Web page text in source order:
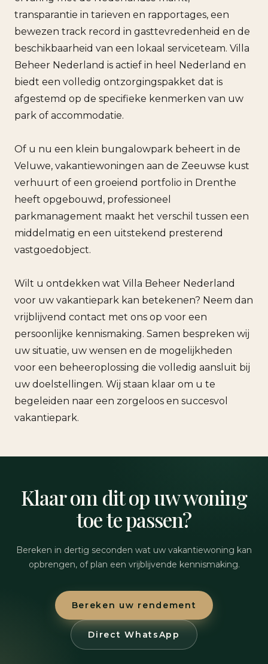
transparantie in tarieven en rapportages, een
bewezen track record in gasttevredenheid en de
beschikbaarheid van een lokaal serviceteam. Villa
Beheer Nederland is actief in heel Nederland en
biedt een volledig ontzorgingspakket dat is
afgestemd op de specifieke kenmerken van uw
park of accommodatie.
Of u nu een klein bungalowpark beheert in de
Veluwe, vakantiewoningen aan de Zeeuwse kust
verhuurt of een groeiend portfolio in Drenthe
heeft opgebouwd, professioneel
parkmanagement maakt het verschil tussen een
middelmatig en een uitstekend presterend
vastgoedobject.
Wilt u ontdekken wat Villa Beheer Nederland
voor uw vakantiepark kan betekenen? Neem dan
vrijblijvend contact met ons op voor een
persoonlijke kennismaking. Samen bespreken wij
uw situatie, uw wensen en de mogelijkheden
voor een beheeroplossing die volledig aansluit bij
uw doelstellingen. Wij staan klaar om u te
begeleiden naar een zorgeloos en succesvol
vakantiepark.
Klaar om dit op uw woning
toe te passen?
Bereken in dertig seconden wat uw vakantiewoning kan
opbrengen, of plan een vrijblijvende kennismaking.
Bereken uw rendement
Direct WhatsApp